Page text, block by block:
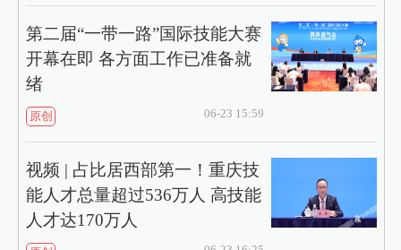
第二届“一带一路”国际技能大赛
开幕在即 各方面工作已准备就
绪
原创 06-23 15:59
视频 | 占比居西部第一！重庆技
能人才总量超过536万人 高技能
人才达170万人